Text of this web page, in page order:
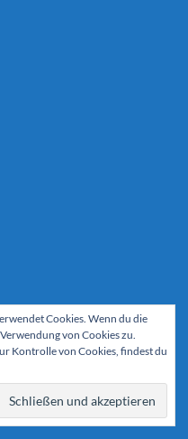
Cookies. Wenn du die
von Cookies zu.
Kontrolle von Cookies, findest du